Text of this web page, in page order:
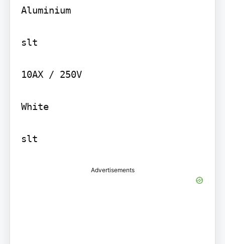
Aluminium
slt
10AX / 250V
White
slt
Advertisements